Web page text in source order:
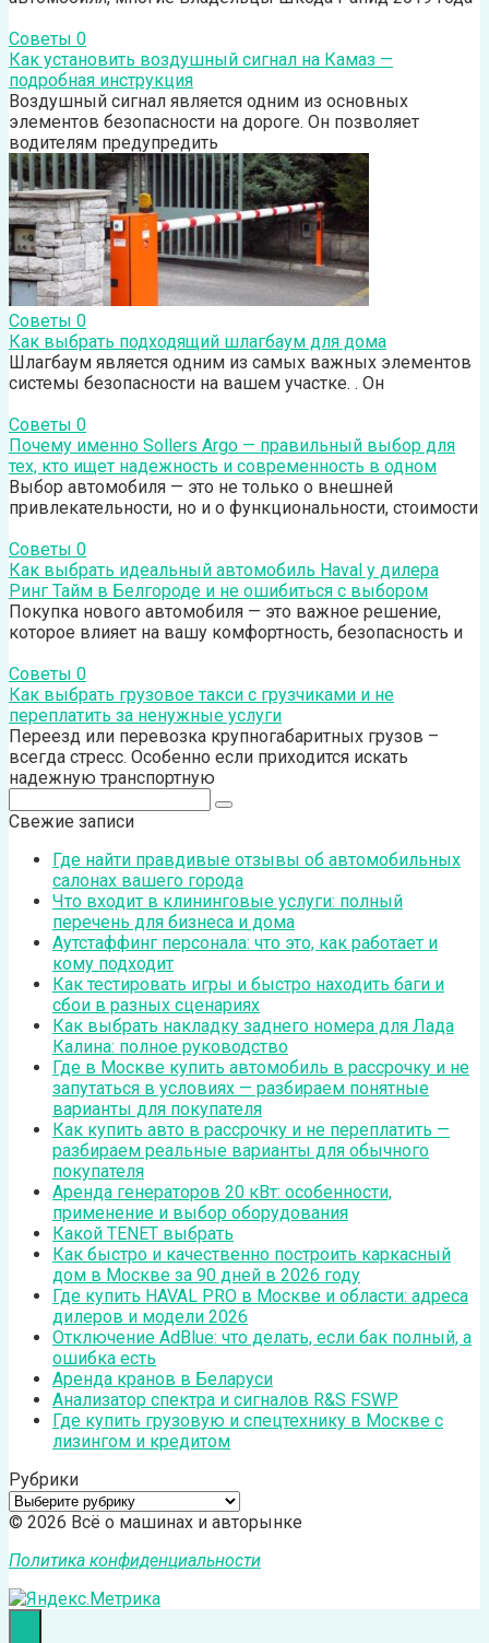
Советы 0
Как установить воздушный сигнал на Камаз —
подробная инструкция
Воздушный сигнал является одним из основных
элементов безопасности на дороге. Он позволяет
водителям предупредить
Советы 0
Как выбрать подходящий шлагбаум для дома
Шлагбаум является одним из самых важных элементов
системы безопасности на вашем участке. . Он
Советы 0
Почему именно Sollers Argo — правильный выбор для
тех, кто ищет надежность и современность в одном
Выбор автомобиля — это не только о внешней
привлекательности, но и о функциональности, стоимости
Советы 0
Как выбрать идеальный автомобиль Haval у дилера
Ринг Тайм в Белгороде и не ошибиться с выбором
Покупка нового автомобиля — это важное решение,
которое влияет на вашу комфортность, безопасность и
Советы 0
Как выбрать грузовое такси с грузчиками и не
переплатить за ненужные услуги
Переезд или перевозка крупногабаритных грузов –
всегда стресс. Особенно если приходится искать
надежную транспортную
Свежие записи
Где найти правдивые отзывы об автомобильных
салонах вашего города
Что входит в клининговые услуги: полный
перечень для бизнеса и дома
Аутстаффинг персонала: что это, как работает и
кому подходит
Как тестировать игры и быстро находить баги и
сбои в разных сценариях
Как выбрать накладку заднего номера для Лада
Калина: полное руководство
Где в Москве купить автомобиль в рассрочку и не
запутаться в условиях — разбираем понятные
варианты для покупателя
Как купить авто в рассрочку и не переплатить —
разбираем реальные варианты для обычного
покупателя
Аренда генераторов 20 кВт: особенности,
применение и выбор оборудования
Какой TENET выбрать
Как быстро и качественно построить каркасный
дом в Москве за 90 дней в 2026 году
Где купить HAVAL PRO в Москве и области: адреса
дилеров и модели 2026
Отключение AdBlue: что делать, если бак полный, а
ошибка есть
Аренда кранов в Беларуси
Анализатор спектра и сигналов R&S FSWP
Где купить грузовую и спецтехнику в Москве с
лизингом и кредитом
Рубрики
Рубрики
© 2026 Всё о машинах и авторынке
Политика конфиденциальности